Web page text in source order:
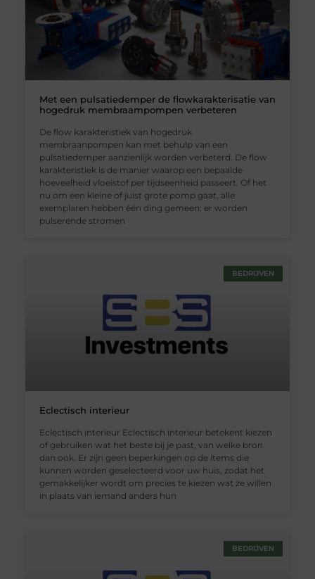
Met een pulsatiedemper de flowkarakterisatie van
hogedruk membraampompen verbeteren
De flow karakteristiek van hogedruk
membraanpompen kan met behulp van een
pulsatiedemper aanzienlijk worden verbeterd. De flow
karakteristiek is de manier waarop een bepaalde
hoeveelheid vloeistof per tijdseenheid passeert. Of het
nu om een kleine of juist grote pomp gaat, alle
exemplaren hebben één ding gemeen: er worden
pulserende stromen
BEDRIJVEN
Eclectisch interieur
Eclectisch interieur Eclectisch interieur betekent kiezen
of gebruiken wat het beste bij je past, van welke bron
dan ook. Er zijn geen beperkingen op de items die
kunnen worden geselecteerd voor uw huis, zodat het
gemakkelijker wordt om precies te kiezen wat ze willen
in plaats van iemand anders hun
BEDRIJVEN